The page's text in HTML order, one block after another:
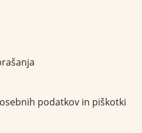
podatkov in piškotki